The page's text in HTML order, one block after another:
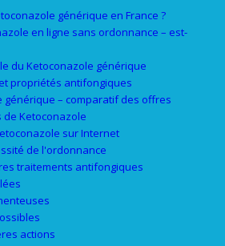
générique en France ?
en ligne sans ordonnance – est-
du Ketoconazole générique
propriétés antifongiques
générique – comparatif des offres
Ketoconazole
sur Internet
de l'ordonnance
traitements antifongiques
actions